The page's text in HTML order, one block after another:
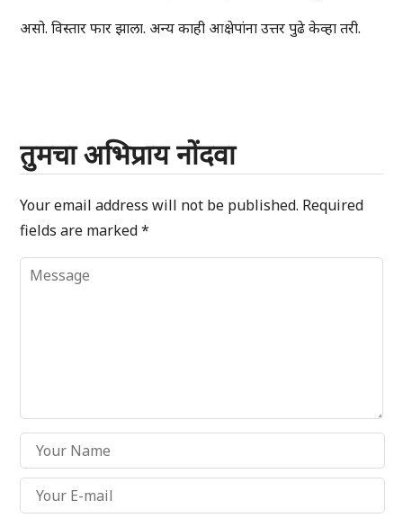
असो. विस्तार फार झाला. अन्य काही आक्षेपांना उत्तर पुढे केव्हा तरी.
तुमचा अभिप्राय नोंदवा
Your email address will not be published. Required
fields are marked*